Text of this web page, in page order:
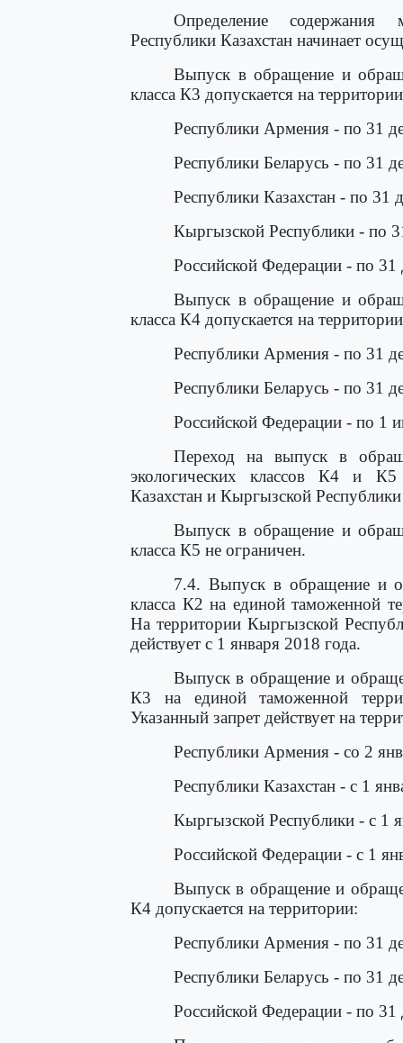
Определение содержания
Республики Казахстан начинает
Выпуск в обращение и
класса К3 допускается на
Республики Армения - по 31
Республики Беларусь - по 31
Республики Казахстан - по 31
Кыргызской Республики - по
Российской Федерации - по 31
Выпуск в обращение и
класса К4 допускается на
Республики Армения - по 31
Республики Беларусь - по 31
Российской Федерации - по 1
Переход на выпуск в
экологических классов К4 и К5
Казахстан и Кыргызской
Выпуск в обращение и
класса К5 не ограничен.
7.4. Выпуск в обращение и
класса К2 на единой таможенной
На территории Кыргызской
действует с 1 января 2018 года.
Выпуск в обращение и
К3 на единой таможенной
Указанный запрет действует на
Республики Армения - со 2
Республики Казахстан - с 1
Кыргызской Республики - с 1
Российской Федерации - с 1
Выпуск в обращение и
К4 допускается на территории:
Республики Армения - по 31
Республики Беларусь - по 31
Российской Федерации - по 31